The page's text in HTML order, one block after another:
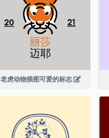
老虎动物插图可爱的标志